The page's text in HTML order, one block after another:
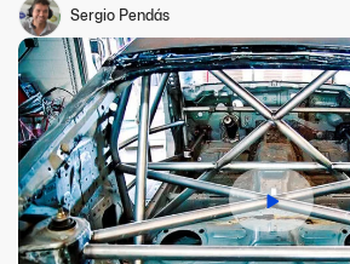
chasis.Sergio Pendás